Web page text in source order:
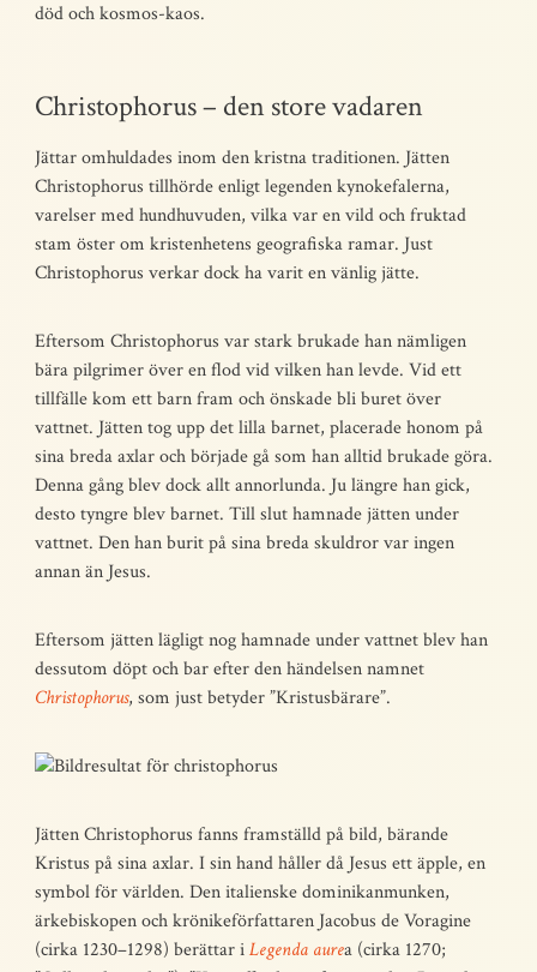
död och kosmos-kaos.
Christophorus – den store vadaren
Jättar omhuldades inom den kristna traditionen. Jätten
Christophorus tillhörde enligt legenden kynokefalerna,
varelser med hundhuvuden, vilka var en vild och fruktad
stam öster om kristenhetens geografiska ramar. Just
Christophorus verkar dock ha varit en vänlig jätte.
Eftersom Christophorus var stark brukade han nämligen
bära pilgrimer över en flod vid vilken han levde. Vid ett
tillfälle kom ett barn fram och önskade bli buret över
vattnet. Jätten tog upp det lilla barnet, placerade honom på
sina breda axlar och började gå som han alltid brukade göra.
Denna gång blev dock allt annorlunda. Ju längre han gick,
desto tyngre blev barnet. Till slut hamnade jätten under
vattnet. Den han burit på sina breda skuldror var ingen
annan än Jesus.
Eftersom jätten lägligt nog hamnade under vattnet blev han
dessutom döpt och bar efter den händelsen namnet
Christophorus, som just betyder ”Kristusbärare”.
Jätten Christophorus fanns framställd på bild, bärande
Kristus på sina axlar. I sin hand håller då Jesus ett äpple, en
symbol för världen. Den italienske dominikanmunken,
ärkebiskopen och krönikeförfattaren Jacobus de Voragine
(cirka 1230–1298) berättar iLegenda aurea (cirka 1270;